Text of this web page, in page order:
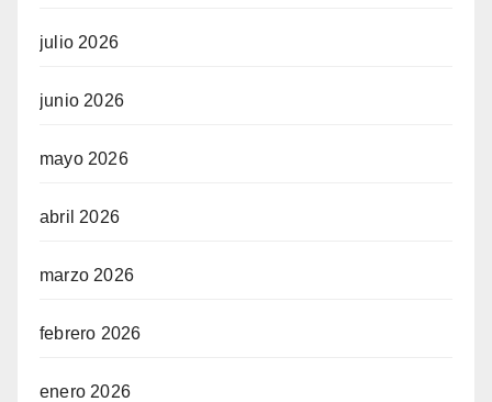
julio 2026
junio 2026
mayo 2026
abril 2026
marzo 2026
febrero 2026
enero 2026